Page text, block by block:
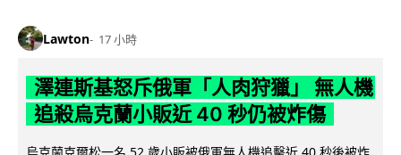
Lawton 17 小時
澤連斯基怒斥俄軍「人肉狩獵」 無人機
追殺烏克蘭小販近 40 秒仍被炸傷